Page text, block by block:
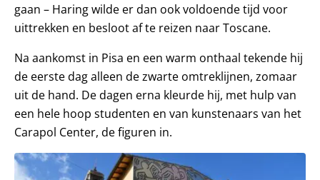
gaan – Haring wilde er dan ook voldoende tijd voor
uittrekken en besloot af te reizen naar Toscane.
Na aankomst in Pisa en een warm onthaal tekende hij
de eerste dag alleen de zwarte omtreklijnen, zomaar
uit de hand. De dagen erna kleurde hij, met hulp van
een hele hoop studenten en van kunstenaars van het
Carapol Center, de figuren in.